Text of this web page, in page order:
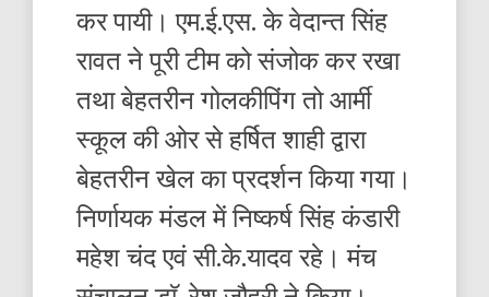
कर पायी। एम.ई.एस. के वेदान्त सिंह
रावत ने पूरी टीम को संजोक कर रखा
तथा बेहतरीन गोलकीपिंग तो आर्मी
स्कूल की ओर से हर्षित शाही द्वारा
बेहतरीन खेल का प्रदर्शन किया गया।
निर्णायक मंडल में निष्कर्ष सिंह कंडारी
महेश चंद एवं सी.के.यादव रहे। मंच